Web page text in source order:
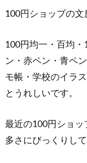
100円ショップの文
100円均一・百均
ン・赤ペン・青ペ
モ帳・学校のイラ
とうれしいです。
最近の100円ショ
多さにびっくりして